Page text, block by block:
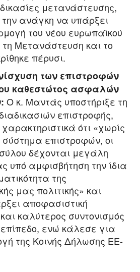
μετανάστευσης,
ανάγκη να υπάρξει
του νέου ευρωπαϊκού
Μετανάστευση και το
πέρυσι.
των επιστροφών
καθεστώτος ασφαλών
Ο κ. Μαντάς υποστήριξε τη
επιστροφής,
ότι «χωρίς
σύστημα επιστροφών, οι
δέχονται μεγάλη
υπό αμφισβήτηση την ίδια
της
μας πολιτικής» και
αποφασιστική
καλύτερος συντονισμός
ενώ κάλεσε για
της Κοινής Δήλωσης ΕΕ-